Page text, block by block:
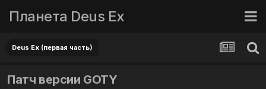
Планета Deus Ex
Deus Ex (первая часть)
Патч версии GOTY